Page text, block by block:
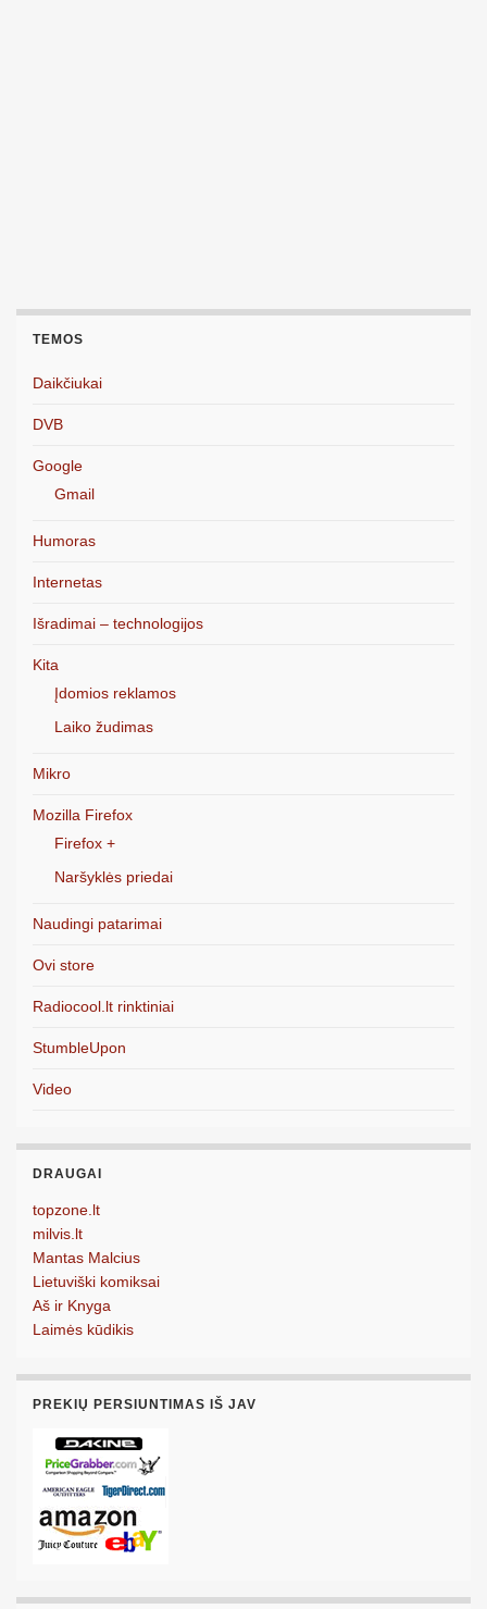
TEMOS
Daikčiukai
DVB
Google
Gmail
Humoras
Internetas
Išradimai – technologijos
Kita
Įdomios reklamos
Laiko žudimas
Mikro
Mozilla Firefox
Firefox +
Naršyklės priedai
Naudingi patarimai
Ovi store
Radiocool.lt rinktiniai
StumbleUpon
Video
DRAUGAI
topzone.lt
milvis.lt
Mantas Malcius
Lietuviški komiksai
Aš ir Knyga
Laimės kūdikis
PREKIŲ PERSIUNTIMAS IŠ JAV